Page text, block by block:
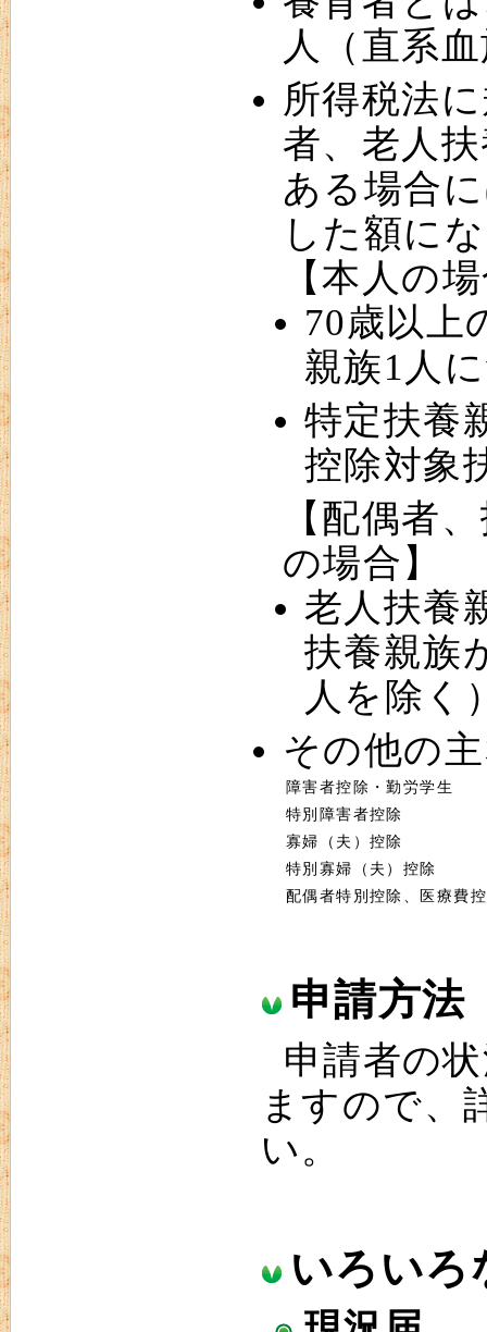
人（直系
所得税法
者、老人
ある場合
した額に
【本人の
70歳以上
親族1人
特定扶養
控除対象
【配偶者
の場合】
老人扶養
扶養親族
人を除く
その他の
障害者控除・勤労学生
特別障害者控除
寡婦（夫）控除
特別寡婦（夫）控除
配偶者特別控除、医療費
申請方法
申請者の
ますので、
い。
いろいろ